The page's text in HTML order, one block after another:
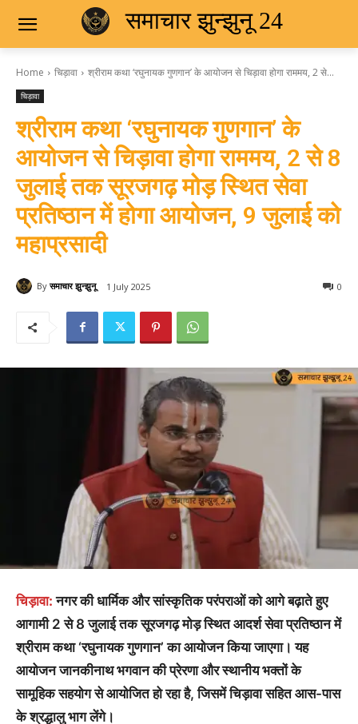
समाचार झुन्झुनू 24
Home चिड़ावा श्रीराम कथा ‘रघुनायक गुणगान’ के आयोजन से चिड़ावा होगा राममय, 2 से...
चिड़ावा
श्रीराम कथा ‘रघुनायक गुणगान’ के
आयोजन से चिड़ावा होगा राममय, 2 से 8
जुलाई तक सूरजगढ़ मोड़ स्थित सेवा
प्रतिष्ठान में होगा आयोजन, 9 जुलाई को
महाप्रसादी
By समाचार झुन्झुनू 1 July 2025 0
चिड़ावा:नगर की धार्मिक और सांस्कृतिक परंपराओं को आगे बढ़ाते हुए
आगामी 2 से 8 जुलाई तक सूरजगढ़ मोड़ स्थित आदर्श सेवा प्रतिष्ठान में
श्रीराम कथा ‘रघुनायक गुणगान’ का आयोजन किया जाएगा। यह
आयोजन जानकीनाथ भगवान की प्रेरणा और स्थानीय भक्तों के
सामूहिक सहयोग से आयोजित हो रहा है, जिसमें चिड़ावा सहित आस-पास
के श्रद्धालु भाग लेंगे।